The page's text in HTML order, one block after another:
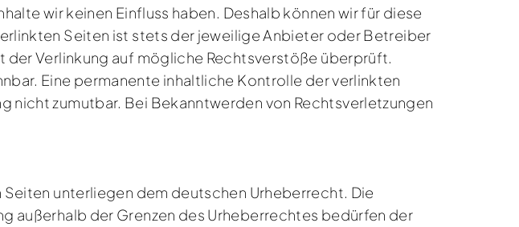
wir keinen Einfluss haben. Deshalb können wir für diese
Seiten ist stets der jeweilige Anbieter oder Betreiber
Verlinkung auf mögliche Rechtsverstöße überprüft.
Eine permanente inhaltliche Kontrolle der verlinkten
zumutbar. Bei Bekanntwerden von Rechtsverletzungen
unterliegen dem deutschen Urheberrecht. Die
außerhalb der Grenzen des Urheberrechtes bedürfen der